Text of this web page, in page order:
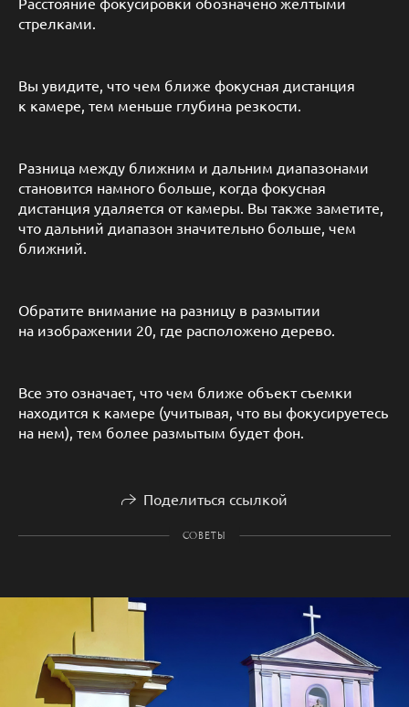
стрелками.
Вы увидите, что чем ближе фокусная дистанция
к камере, тем меньше глубина резкости.
Разница между ближним и дальним диапазонами
становится намного больше, когда фокусная
дистанция удаляется от камеры. Вы также заметите,
что дальний диапазон значительно больше, чем
ближний.
Обратите внимание на разницу в размытии
на изображении 20, где расположено дерево.
Все это означает, что чем ближе объект съемки
находится к камере (учитывая, что вы фокусируетесь
на нем), тем более размытым будет фон.
Поделиться ссылкой
СОВЕТЫ